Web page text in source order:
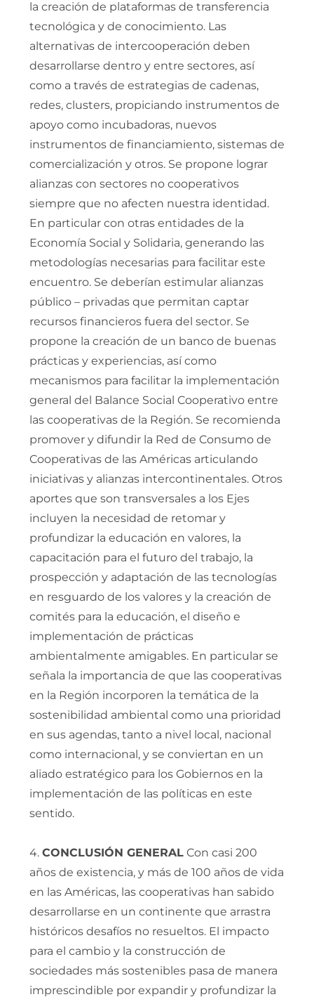
la creación de plataformas de transferencia
tecnológica y de conocimiento. Las
alternativas de intercooperación deben
desarrollarse dentro y entre sectores, así
como a través de estrategias de cadenas,
redes, clusters, propiciando instrumentos de
apoyo como incubadoras, nuevos
instrumentos de financiamiento, sistemas de
comercialización y otros. Se propone lograr
alianzas con sectores no cooperativos
siempre que no afecten nuestra identidad.
En particular con otras entidades de la
Economía Social y Solidaria, generando las
metodologías necesarias para facilitar este
encuentro. Se deberían estimular alianzas
público – privadas que permitan captar
recursos financieros fuera del sector. Se
propone la creación de un banco de buenas
prácticas y experiencias, así como
mecanismos para facilitar la implementación
general del Balance Social Cooperativo entre
las cooperativas de la Región. Se recomienda
promover y difundir la Red de Consumo de
Cooperativas de las Américas articulando
iniciativas y alianzas intercontinentales. Otros
aportes que son transversales a los Ejes
incluyen la necesidad de retomar y
profundizar la educación en valores, la
capacitación para el futuro del trabajo, la
prospección y adaptación de las tecnologías
en resguardo de los valores y la creación de
comités para la educación, el diseño e
implementación de prácticas
ambientalmente amigables. En particular se
señala la importancia de que las cooperativas
en la Región incorporen la temática de la
sostenibilidad ambiental como una prioridad
en sus agendas, tanto a nivel local, nacional
como internacional, y se conviertan en un
aliado estratégico para los Gobiernos en la
implementación de las políticas en este
sentido.
4. CONCLUSIÓN GENERAL Con casi 200
años de existencia, y más de 100 años de vida
en las Américas, las cooperativas han sabido
desarrollarse en un continente que arrastra
históricos desafíos no resueltos. El impacto
para el cambio y la construcción de
sociedades más sostenibles pasa de manera
imprescindible por expandir y profundizar la